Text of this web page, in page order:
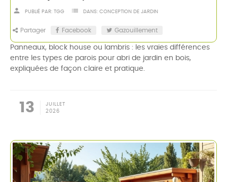
Partager Facebook Gazouillement
person PUBLIÉ PAR: TGG list DANS: CONCEPTION DE JARDIN
JUILLET
13 2026
Panneaux, block house ou lambris : les vraies différences
entre les types de parois pour abri de jardin en bois,
expliquées de façon claire et pratique.